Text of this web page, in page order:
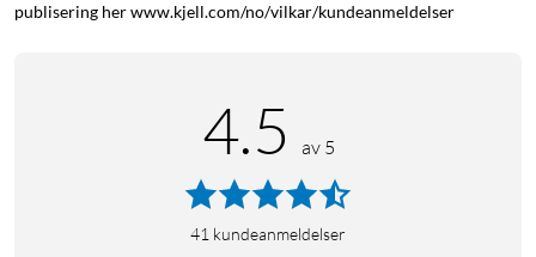
publisering her www.kjell.com/no/vilkar/kundeanmeldelser
4.5 av 5
41 kundeanmeldelser